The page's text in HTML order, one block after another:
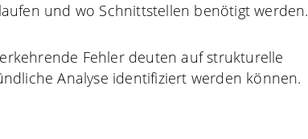
und wo Schnittstellen benötigt werden.
Fehler deuten auf strukturelle
Analyse identifiziert werden können.